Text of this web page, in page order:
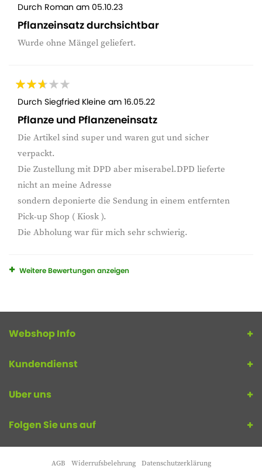
Durch Roman am 05.10.23
Pflanzeinsatz durchsichtbar
Wurde ohne Mängel geliefert.
Durch Siegfried Kleine am 16.05.22
Pflanze und Pflanzeneinsatz
Die Artikel sind super und waren gut und sicher
verpackt.
Die Zustellung mit DPD aber miserabel.DPD lieferte
nicht an meine Adresse
sondern deponierte die Sendung in einem entfernten
Pick-up Shop ( Kiosk ).
Die Abholung war für mich sehr schwierig.
Weitere Bewertungen anzeigen
Webshop Info
Kundendienst
Uber uns
Folgen Sie uns auf
AGB Widerrufsbelehrung Datenschutzerklärung